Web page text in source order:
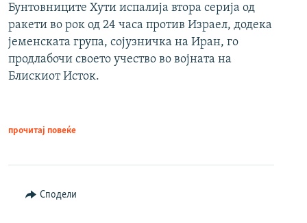
Бунтовниците Хути испалија втора серија од
ракети во рок од 24 часа против Израел, додека
јеменската група, сојузничка на Иран, го
продлабочи своето учество во војната на
Блискиот Исток.
прочитај повеќе
Сподели